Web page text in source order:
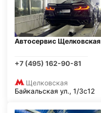
Автосервис Щелковская
+7 (495) 162-90-81
Щелковская
Байкальская ул., 1/3с12